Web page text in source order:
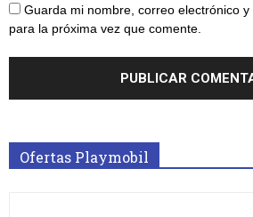
Guarda mi nombre, correo electrónico
para la próxima vez que comente.
Ofertas Playmobil